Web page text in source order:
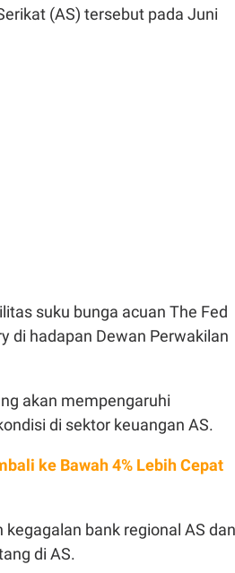
(AS) tersebut pada Juni
suku bunga acuan The Fed
di hadapan Dewan Perwakilan
akan mempengaruhi
di sektor keuangan AS.
ke Bawah 4% Lebih Cepat
bank regional AS dan
di AS.